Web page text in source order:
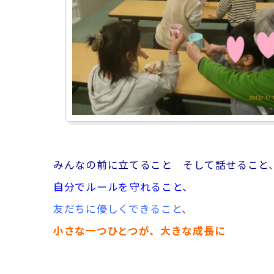
みんなの前に立てること そして話せること
自分でルールを守れること、
友だちに優しくできること、
小さな一つひとつが、 大きな成長に